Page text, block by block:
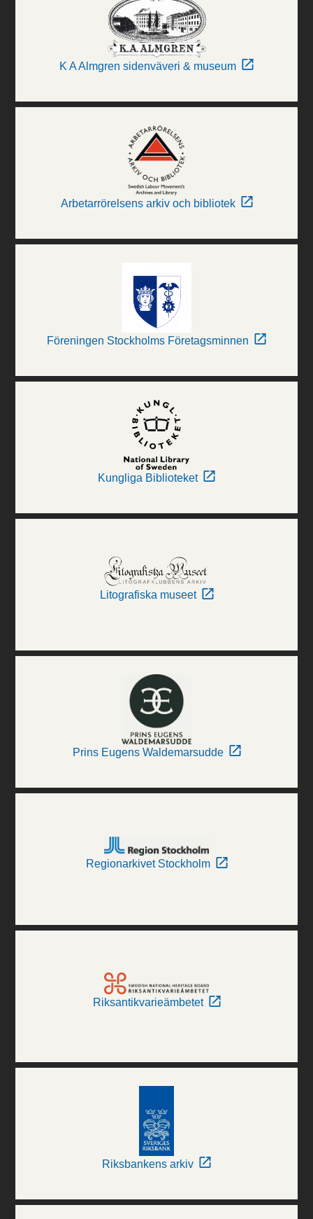
K A Almgren sidenväveri & museum
Arbetarrörelsens arkiv och bibliotek
Föreningen Stockholms Företagsminnen
Kungliga Biblioteket
Litografiska museet
Prins Eugens Waldemarsudde
Regionarkivet Stockholm
Riksantikvarieämbetet
Riksbankens arkiv